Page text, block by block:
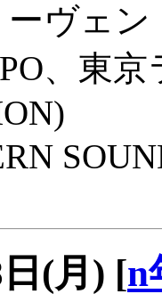
ヴェ
、東京
(月) [n